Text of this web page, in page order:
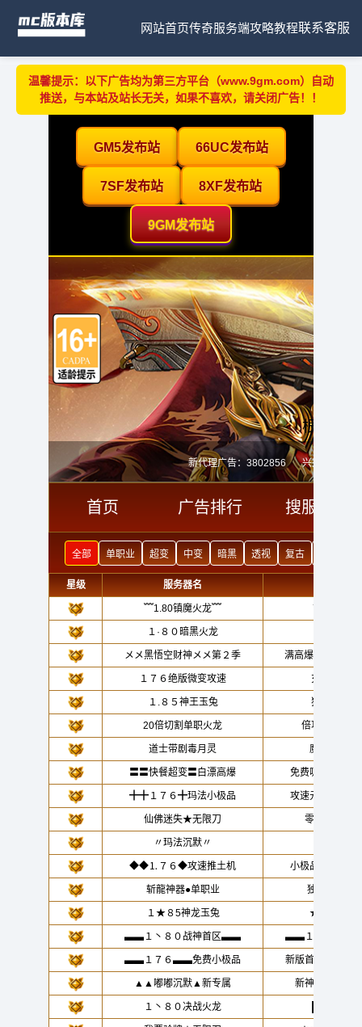
网站首页传奇服务端攻略教程联系客服
温馨提示：以下广告均为第三方平台（www.9gm.com）自动
推送，与本站及站长无关，如果不喜欢，请关闭广告！！